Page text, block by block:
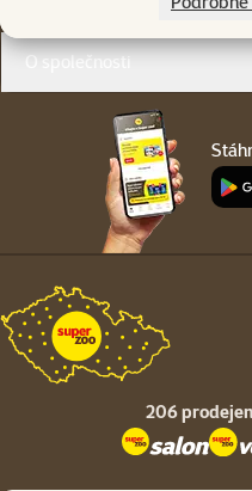
O společnosti
206